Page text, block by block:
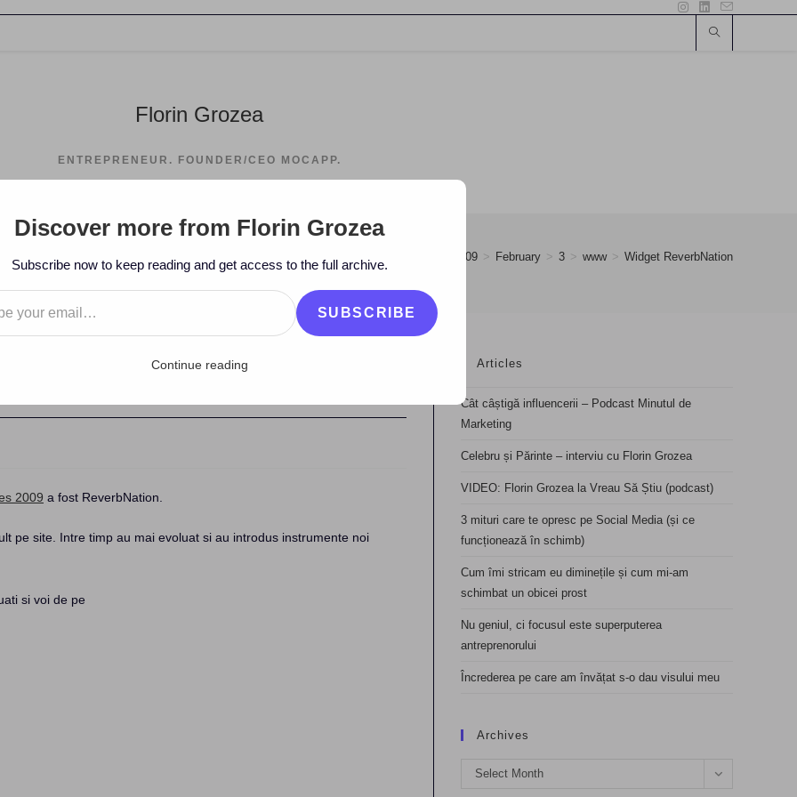
Florin Grozea
ENTREPRENEUR. FOUNDER/CEO MOCAPP.
2009 > February > 3 > www > Widget ReverbNation
2009 a fost ReverbNation.
pe site. Intre timp au mai evoluat si au introdus instrumente noi
si voi de pe
Articles
Cât câștigă influencerii – Podcast Minutul de
Marketing
Celebru și Părinte – interviu cu Florin Grozea
VIDEO: Florin Grozea la Vreau Să Știu (podcast)
3 mituri care te opresc pe Social Media (și ce
funcționează în schimb)
Cum îmi stricam eu diminețile și cum mi-am
schimbat un obicei prost
Nu geniul, ci focusul este superputerea
antreprenorului
Încrederea pe care am învățat s-o dau visului meu
Archives
Archives
Select Month
Discover more from Florin Grozea
Subscribe now to keep reading and get access to the full archive.
SUBSCRIBE
Continue reading